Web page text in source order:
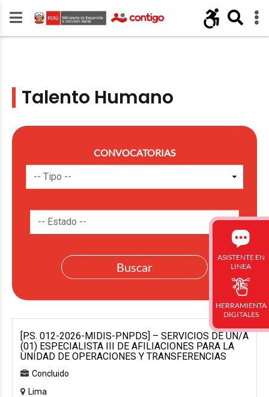
Talento Humano
CONVOCATORIAS
[P.S. 012-2026-MIDIS-PNPDS] – SERVICIOS DE UN/A
(01) ESPECIALISTA III DE AFILIACIONES PARA LA
UNIDAD DE OPERACIONES Y TRANSFERENCIAS
Concluido
Lima
ASISTENTE EN
LINEA
HERRAMIENTA
DIGITALES